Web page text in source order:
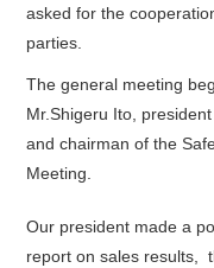
asked for the
parties.
The general meeting
Mr.Shigeru Ito,
and chairman of the
Meeting.
Our president made a
report on sales results,